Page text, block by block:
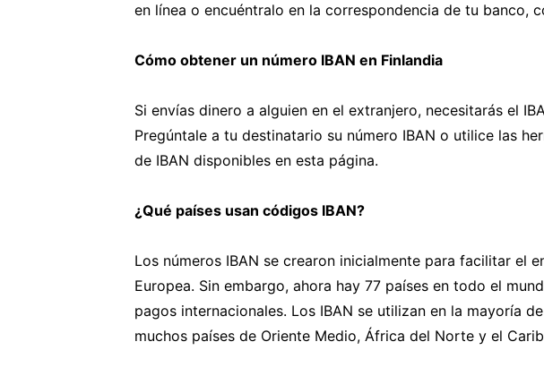
en línea o encuéntralo en la correspondencia de tu banco,
Cómo obtener un número IBAN en Finlandia
Si envías dinero a alguien en el extranjero, necesitarás el
Pregúntale a tu destinatario su número IBAN o utilice las
de IBAN disponibles en esta página.
¿Qué países usan códigos IBAN?
Los números IBAN se crearon inicialmente para facilitar el
Europea. Sin embargo, ahora hay 77 países en todo el
pagos internacionales. Los IBAN se utilizan en la mayoría
muchos países de Oriente Medio, África del Norte y el